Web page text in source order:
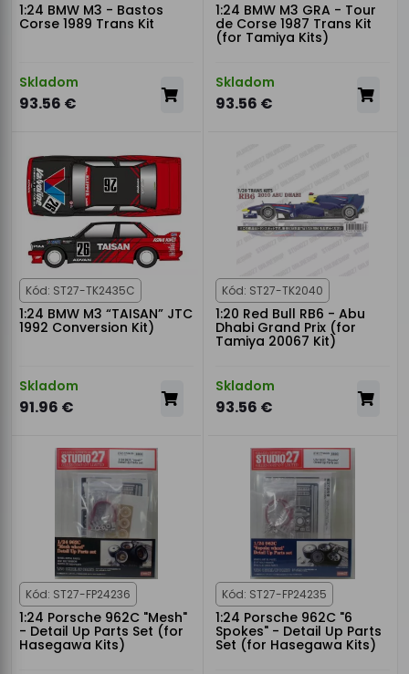
1:24 BMW M3 - Bastos
Corse 1989 Trans Kit
Skladom
93.56 €
1:24 BMW M3 GRA - Tour
de Corse 1987 Trans Kit
(for Tamiya Kits)
Skladom
93.56 €
Kód: ST27-TK2435C
1:24 BMW M3 “TAISAN” JTC
1992 Conversion Kit)
Skladom
91.96 €
Kód: ST27-TK2040
1:20 Red Bull RB6 - Abu
Dhabi Grand Prix (for
Tamiya 20067 Kit)
Skladom
93.56 €
Kód: ST27-FP24236
1:24 Porsche 962C "Mesh"
- Detail Up Parts Set (for
Hasegawa Kits)
Kód: ST27-FP24235
1:24 Porsche 962C "6
Spokes" - Detail Up Parts
Set (for Hasegawa Kits)